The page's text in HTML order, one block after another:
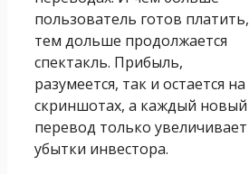
пользователь готов платить,
тем дольше продолжается
спектакль. Прибыль,
разумеется, так и остается на
скриншотах, а каждый новый
перевод только увеличивает
убытки инвестора.